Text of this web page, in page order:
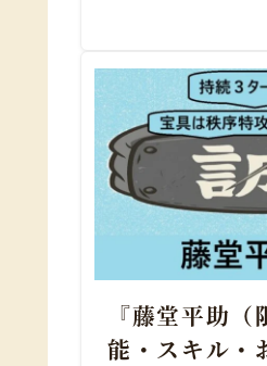
『藤堂平助
能・スキル・